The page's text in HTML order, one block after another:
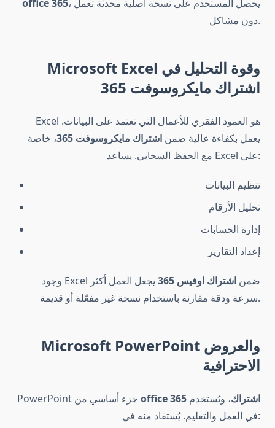
office 365، يحصل المستخدم على نسخة أصلية محدثة تعمل
دون مشاكل.
Microsoft Excel وقوة التحليل في
اشتراك مايكروسوفت 365
Excel هو العمود الفقري للأعمال التي تعتمد على البيانات.
يعمل بكفاءة عالية ضمن اشتراك مايكروسوفت 365
، خاصة
مع الحفظ السحابي. يساعد Excel على:
تنظيم البيانات
تحليل الأرقام
إدارة الحسابات
إعداد التقارير
وجود Excel ضمن اشتراك اوفيس 365
يجعل العمل أكثر
سرعة ودقة مقارنة باستخدام نسخة غير مفعّلة أو قديمة.
Microsoft PowerPoint والعروض
الاحترافية
office 365 اشتراك، ويُستخدم
في العمل والتعليم. يُستفاد منه في: